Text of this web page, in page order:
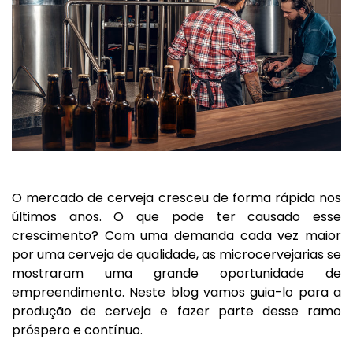
O mercado de cerveja cresceu de forma rápida nos
últimos anos. O que pode ter causado esse
crescimento? Com uma demanda cada vez maior
por uma cerveja de qualidade, as microcervejarias se
mostraram uma grande oportunidade de
empreendimento. Neste blog vamos guia-lo para a
produção de cerveja e fazer parte desse ramo
próspero e contínuo.